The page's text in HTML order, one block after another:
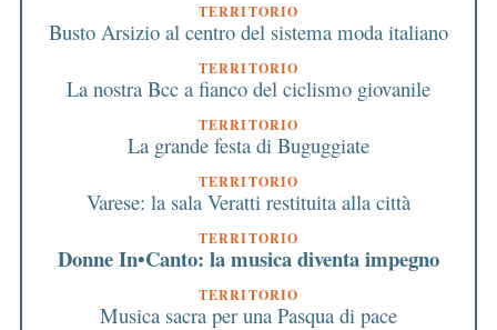
TERRITORIO
Busto Arsizio al centro del sistema moda italiano
TERRITORIO
La nostra Bcc a fianco del ciclismo giovanile
TERRITORIO
La grande festa di Buguggiate
TERRITORIO
Varese: la sala Veratti restituita alla città
TERRITORIO
Donne In•Canto: la musica diventa impegno
TERRITORIO
Musica sacra per una Pasqua di pace